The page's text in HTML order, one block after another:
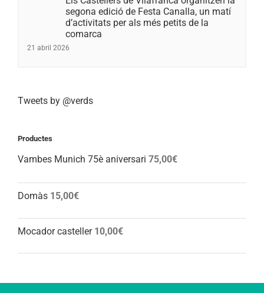
segona edició de Festa Canalla, un matí
d’activitats per als més petits de la
comarca
21 abril 2026
Tweets by @verds
Productes
Vambes Munich 75è aniversari 75,00€
Domàs 15,00€
Mocador casteller 10,00€